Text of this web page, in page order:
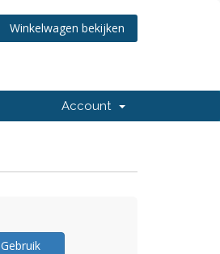
Winkelwagen bekijken
Account
Gebruik